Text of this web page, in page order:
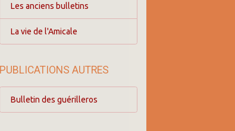
Les anciens bulletins
La vie de l'Amicale
PUBLICATIONS AUTRES
Bulletin des guérilleros